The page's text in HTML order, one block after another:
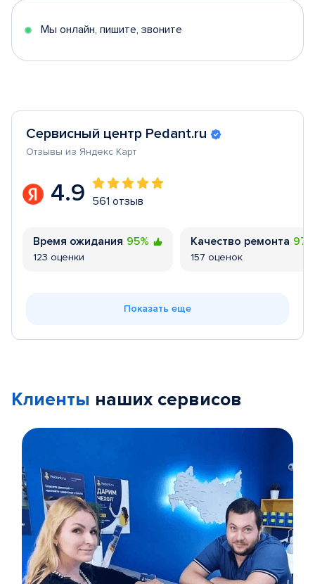
5
Мы онлайн, пишите, звоните
Сервисный центр Pedant.ru
Отзывы из Яндекс Карт
4.9 561 отзыв
Время ожидания 95%
123 оценки
Качество ремонта
157 оценок
Показать еще
Клиенты наших сервисов